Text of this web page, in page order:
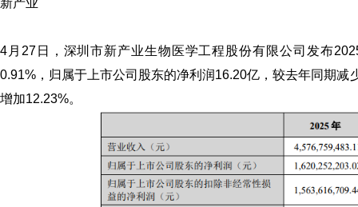
新产业
4月27日， 深圳市新产业生物医学工程股份有限公司 发布
0.91%，归属于上市公司股东的净利润16.20亿，较去年同期
增加12.23%。